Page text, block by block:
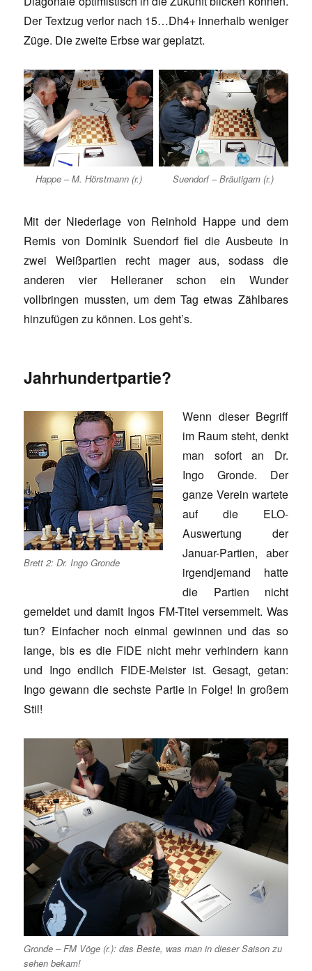
Der Textzug verlor nach 15…Dh4+ innerhalb weniger
Züge. Die zweite Erbse war geplatzt.
Happe – M. Hörstmann (r.) Suendorf – Bräutigam (r.)
Mit der Niederlage von Reinhold Happe und dem
Remis von Dominik Suendorf fiel die Ausbeute in
zwei Weißpartien recht mager aus, sodass die
anderen vier Helleraner schon ein Wunder
vollbringen mussten, um dem Tag etwas Zählbares
hinzufügen zu können. Los geht’s.
Jahrhundertpartie?
Brett 2: Dr. Ingo Gronde
Wenn dieser Begriff
im Raum steht, denkt
man sofort an Dr.
Ingo Gronde. Der
ganze Verein wartete
auf die ELO-
Auswertung der
Januar-Partien, aber
irgendjemand hatte
die Partien nicht
gemeldet und damit Ingos FM-Titel versemmelt. Was
tun? Einfacher noch einmal gewinnen und das so
lange, bis es die FIDE nicht mehr verhindern kann
und Ingo endlich FIDE-Meister ist. Gesagt, getan:
Ingo gewann die sechste Partie in Folge! In großem
Stil!
Gronde – FM Vöge (r.): das Beste, was man in dieser Saison zu
sehen bekam!